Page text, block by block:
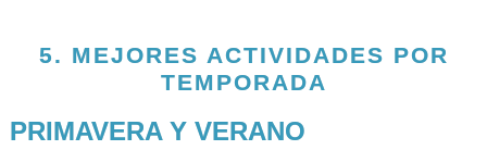
5. MEJORES ACTIVIDADES POR
TEMPORADA
PRIMAVERA Y VERANO